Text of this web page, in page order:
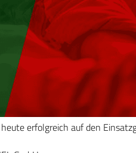
erfolgreich auf den